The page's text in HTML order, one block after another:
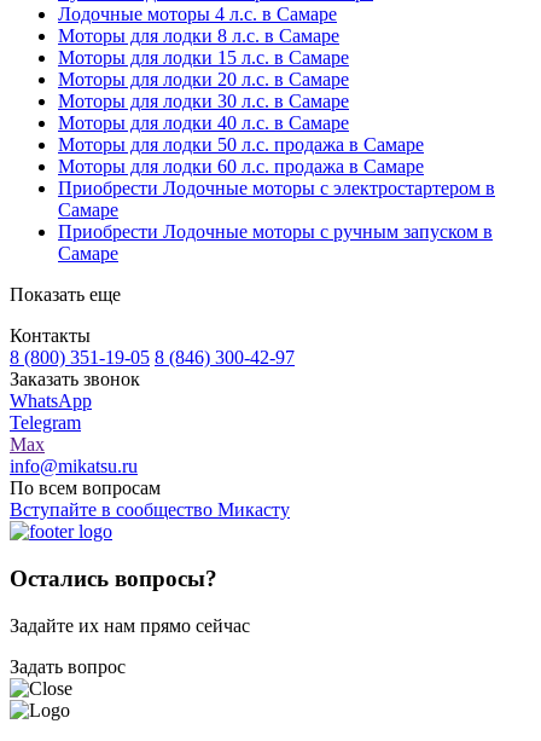
Лодочные моторы 4 л.с. в Самаре
Моторы для лодки 8 л.с. в Самаре
Моторы для лодки 15 л.с. в Самаре
Моторы для лодки 20 л.с. в Самаре
Моторы для лодки 30 л.с. в Самаре
Моторы для лодки 40 л.с. в Самаре
Моторы для лодки 50 л.с. продажа в Самаре
Моторы для лодки 60 л.с. продажа в Самаре
Приобрести Лодочные моторы с электростартером в
Самаре
Приобрести Лодочные моторы с ручным запуском в
Самаре
Показать еще
Контакты
8 (800) 351-19-05 8 (846) 300-42-97
Заказать звонок
WhatsApp
Telegram
Max
info@mikatsu.ru
По всем вопросам
Вступайте в сообщество Микасту
Остались вопросы?
Задайте их нам прямо сейчас
Задать вопрос